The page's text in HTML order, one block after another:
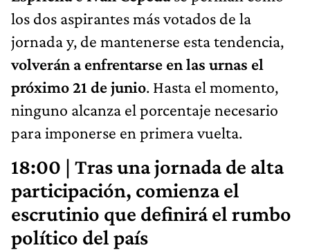
los dos aspirantes más votados de la
jornada y, de mantenerse esta tendencia,
volverán a enfrentarse en las urnas el
próximo 21 de junio. Hasta el momento,
ninguno alcanza el porcentaje necesario
para imponerse en primera vuelta.
18:00 | Tras una jornada de alta
participación, comienza el
escrutinio que definirá el rumbo
político del país